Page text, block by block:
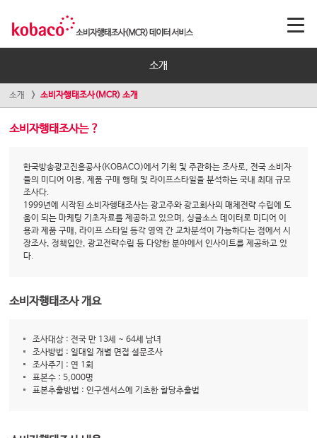
소개
소개 소비자행태조사(MCR) 소개
소비자행태조사는 ?
한국방송광고진흥공사(KOBACO)에서 기획 및 주관하는 조사로, 전국 소비자
들의 미디어 이용, 제품 구매 행태 및 라이프스타일을 분석하는 국내 최대 규모
조사다.
1999년에 시작된 소비자행태조사는 광고주와 광고회사의 매체전략 수립에 도
움이 되는 마케팅 기초자료를 제공하고 있으며, 싱글소스 데이터로 미디어 이
용과 제품 구매, 라이프 스타일 등각 영역 간 교차분석이 가능하다는 점에서 시
장조사, 정책입안, 광고전략수립 등 다양한 분야에서 인사이트를 제공하고 있
다.
소비자행태조사 개요
조사대상 : 전국 만 13세 ~ 64세 남녀
조사방법 : 일대일 개별 면접 설문조사
조사주기 : 연 1회
표본수 : 5,000명
표본추출방법 : 인구센서스에 기초한 할당추출법